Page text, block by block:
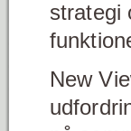
strategi
New